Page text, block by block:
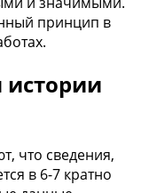
принцип в
что сведения,
в 6-7 кратно